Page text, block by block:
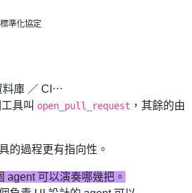
準化協定
料庫 ／ CI⋯
具叫 open_pull_request ，其餘的由
的過程更有指向性。
agent 可以演奏哪幾把。